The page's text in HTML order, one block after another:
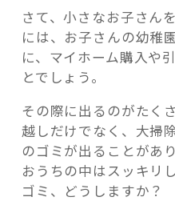
コ
ネ
ッ
ト
さ
か”
の
さて、小さなお子さん
には、お子さんの幼稚
に、マイホーム購入や
とでしょう。
その際に出るのがたく
越しだけでなく、大掃
のゴミが出ることがあ
おうちの中はスッキリ
ゴミ、どうしますか？